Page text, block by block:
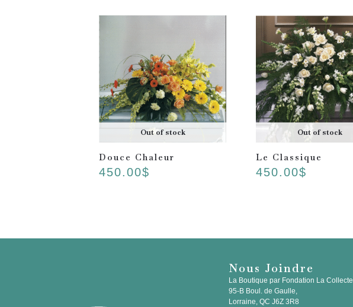
Out of stock
Douce Chaleur
450.00$
Out of stock
Le Classique
450.00$
Nous Joindre
La Boutique par Fondation La Collecte
95-B Boul. de Gaulle,
Lorraine, QC J6Z 3R8